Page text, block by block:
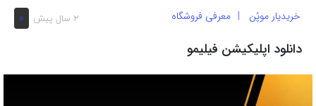
2 سال پیش 0 خریدیار موپُن معرفی فروشگاه
دانلود اپلیکیشن فیلیمو